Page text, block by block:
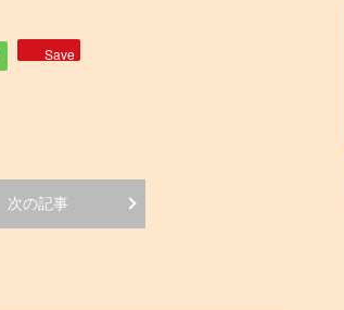
Save
次の記事